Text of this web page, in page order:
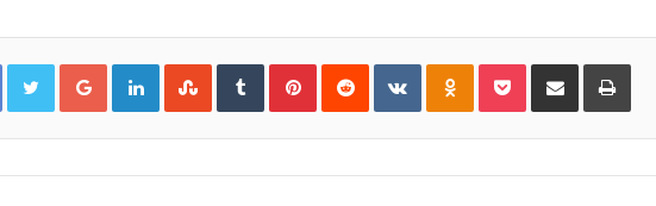
FacebookTwitterGoogle+LinkedInStumbleUpon
TumblrPinterestReddit VKontakteOdnoklassniki
PocketShare
Email
Print